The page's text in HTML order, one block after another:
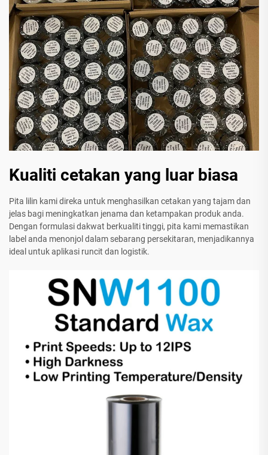
Kualiti cetakan yang luar biasa
Pita lilin kami direka untuk menghasilkan cetakan yang tajam dan
jelas bagi meningkatkan jenama dan ketampakan produk anda.
Dengan formulasi dakwat berkualiti tinggi, pita kami memastikan
label anda menonjol dalam sebarang persekitaran, menjadikannya
ideal untuk aplikasi runcit dan logistik.